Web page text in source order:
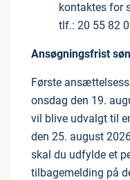
kontaktes for
tlf.: 20 55 82
Ansøgningsfrist
Første
onsdag den 19.
vil blive udvalgt til
den 25. august
skal du udfylde et
tilbagemelding på